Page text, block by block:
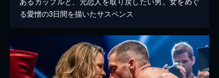
る愛憎の3日間を描いたサスペンス